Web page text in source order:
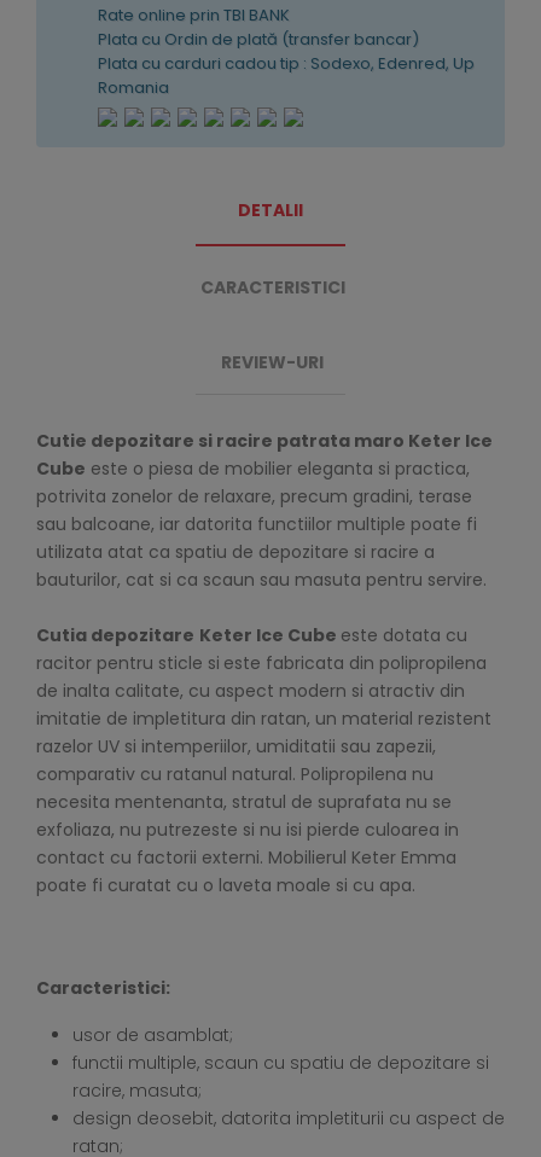
Rate online prin TBI BANK
Plata cu Ordin de plată (transfer bancar)
Plata cu carduri cadou tip : Sodexo, Edenred, Up
Romania
DETALII
CARACTERISTICI
REVIEW-URI
Cutie depozitare si racire patrata maro Keter Ice
Cube este o piesa de mobilier eleganta si practica,
potrivita zonelor de relaxare, precum gradini, terase
sau balcoane, iar datorita functiilor multiple poate fi
utilizata atat ca spatiu de depozitare si racire a
bauturilor, cat si ca scaun sau masuta pentru servire.
Cutia depozitare Keter Ice Cube este dotata cu
racitor pentru sticle si este fabricata din polipropilena
de inalta calitate, cu aspect modern si atractiv din
imitatie de impletitura din ratan, un material rezistent
razelor UV si intemperiilor, umiditatii sau zapezii,
comparativ cu ratanul natural. Polipropilena nu
necesita mentenanta, stratul de suprafata nu se
exfoliaza, nu putrezeste si nu isi pierde culoarea in
contact cu factorii externi. Mobilierul Keter Emma
poate fi curatat cu o laveta moale si cu apa.
Caracteristici:
usor de asamblat;
functii multiple, scaun cu spatiu de depozitare si
racire, masuta;
design deosebit, datorita impletiturii cu aspect de
ratan;